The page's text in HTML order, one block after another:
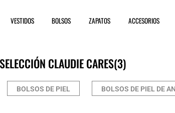
VESTIDOS BOLSOS ZAPATOS ACCESORIOS
SELECCIÓN CLAUDIE CARES(3)
BOLSOS DE PIEL BOLSOS DE PIEL DE